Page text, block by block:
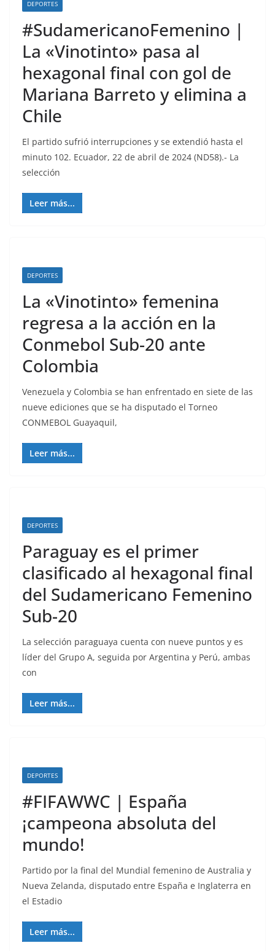
DEPORTES
#SudamericanoFemenino |
La «Vinotinto» pasa al
hexagonal final con gol de
Mariana Barreto y elimina a
Chile
El partido sufrió interrupciones y se extendió hasta el
minuto 102. Ecuador, 22 de abril de 2024 (ND58).- La
selección
Leer más...
DEPORTES
La «Vinotinto» femenina
regresa a la acción en la
Conmebol Sub-20 ante
Colombia
Venezuela y Colombia se han enfrentado en siete de las
nueve ediciones que se ha disputado el Torneo
CONMEBOL Guayaquil,
Leer más...
DEPORTES
Paraguay es el primer
clasificado al hexagonal final
del Sudamericano Femenino
Sub-20
La selección paraguaya cuenta con nueve puntos y es
líder del Grupo A, seguida por Argentina y Perú, ambas
con
Leer más...
DEPORTES
#FIFAWWC | España
¡campeona absoluta del
mundo!
Partido por la final del Mundial femenino de Australia y
Nueva Zelanda, disputado entre España e Inglaterra en
el Estadio
Leer más...